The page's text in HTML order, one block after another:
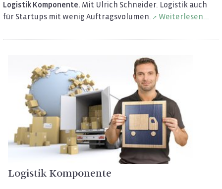
Lo­gis­tik Kom­po­nen­te. Mit Ul­rich Schnei­der. Lo­gis­tik auch
für Star­tups mit wenig Auf­trags­vo­lu­men.
Wei­ter­le­sen...
Lo­gis­tik Kom­po­nen­te